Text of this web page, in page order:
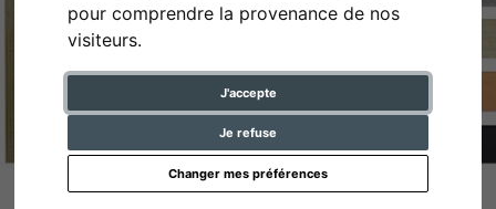
pour comprendre la provenance de nos
visiteurs.
J'accepte
Je refuse
Changer mes préférences